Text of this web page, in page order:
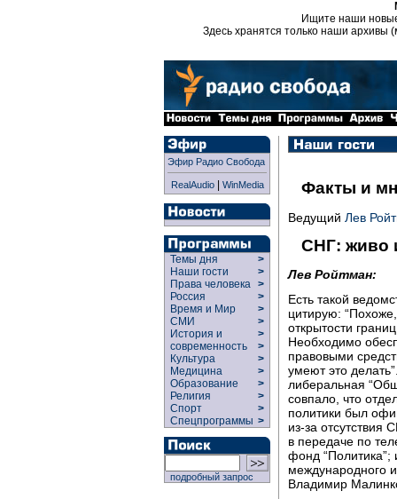
Ищите наши
Здесь хранятся только наши архивы
Эфир Радио Свобода
RealAudio| WinMedia
Темы дня
>
Наши гости
>
Права человека >
Россия
>
Время и Мир
>
СМИ
>
История и
современность
>
>
Культура
>
Медицина
>
Образование
>
Религия
>
Спорт
>
Спецпрограммы >
подробный запрос
Факты и
Ведущий Лев
СНГ: живо
Лев Ройтман:
Есть такой
цитирую:
открытости
Необходимо
правовыми
умеют это
либеральная
совпало, что
политики был
из-за отсутствия
в передаче по
фонд “Политика”;
международного
Владимир